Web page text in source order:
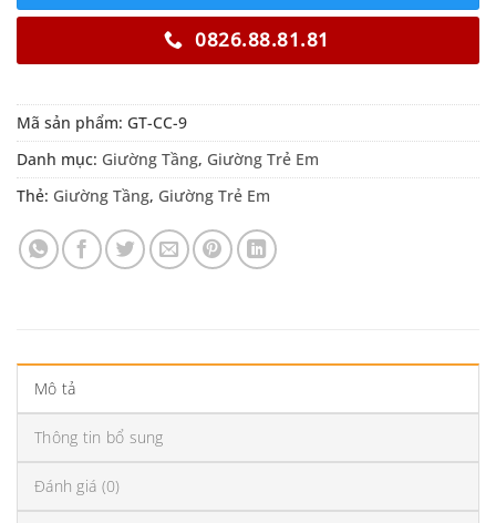
0826.88.81.81
Mã sản phẩm: GT-CC-9
Danh mục: Giường Tầng, Giường Trẻ Em
Thẻ: Giường Tầng, Giường Trẻ Em
Mô tả
Thông tin bổ sung
Đánh giá (0)